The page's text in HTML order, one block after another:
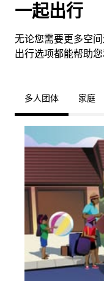
一起出行
无论您需要更多空
出行选项都能帮助
多人团体 家庭